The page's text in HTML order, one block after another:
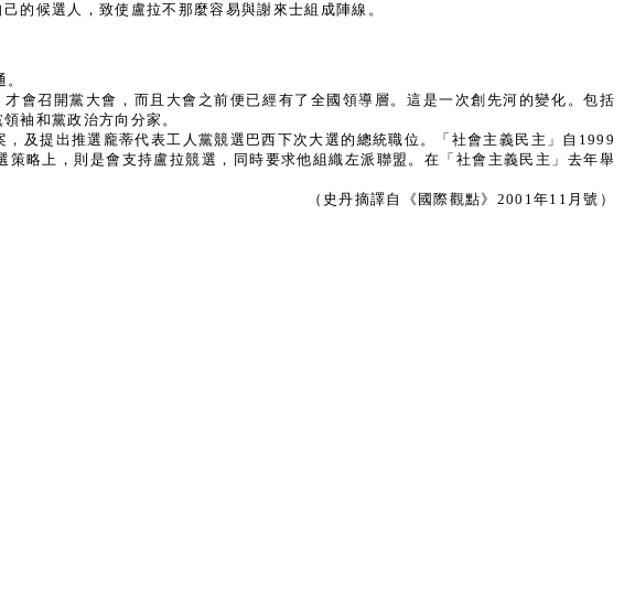
的候選人，致使盧拉不那麼容易與謝來士組成陣線。
會召開黨大會，而且大會之前便已經有了全國領導層。這是一次創先河的變化。包括
袖和黨政治方向分家。
及提出推選龐蒂代表工人黨競選巴西下次大選的總統職位。「社會主義民主」自1999
略上，則是會支持盧拉競選，同時要求他組織左派聯盟。在「社會主義民主」去年舉
（史丹摘譯自《國際觀點》2001年11月號）